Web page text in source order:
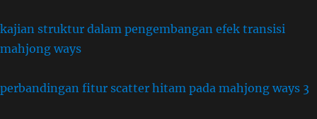
kajian struktur dalam pengembangan efek transisi
mahjong ways
perbandingan fitur scatter hitam pada mahjong ways 3